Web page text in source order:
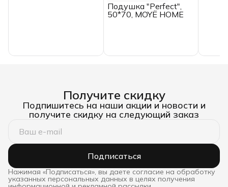
Подушка "Perfect",
50*70, MOYЁ HOME
Получите скидку
Подпишитесь на наши акции и новости и
получите скидку на следующий заказ
Подписаться
Нажимая «Подписаться», вы даете согласие на обработку
указанных персональных данных в целях получения